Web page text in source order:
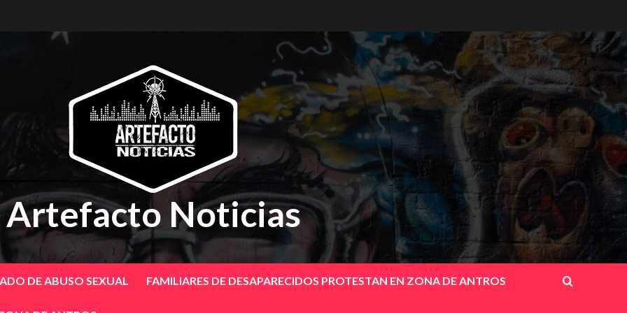
Artefacto Noticias
DE ABUSO SEXUAL FAMILIARES DE DESAPARECIDOS PROTESTAN EN ZONA DE ANTROS